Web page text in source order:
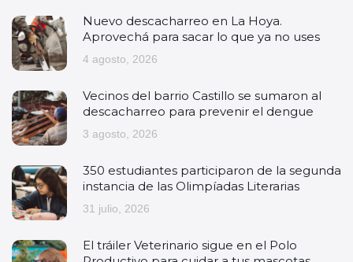
Nuevo descacharreo en La Hoya.
Aprovechá para sacar lo que ya no uses
4 agosto, 2026
Vecinos del barrio Castillo se sumaron al
descacharreo para prevenir el dengue
3 agosto, 2026
350 estudiantes participaron de la segunda
instancia de las Olimpíadas Literarias
31 julio, 2026
El tráiler Veterinario sigue en el Polo